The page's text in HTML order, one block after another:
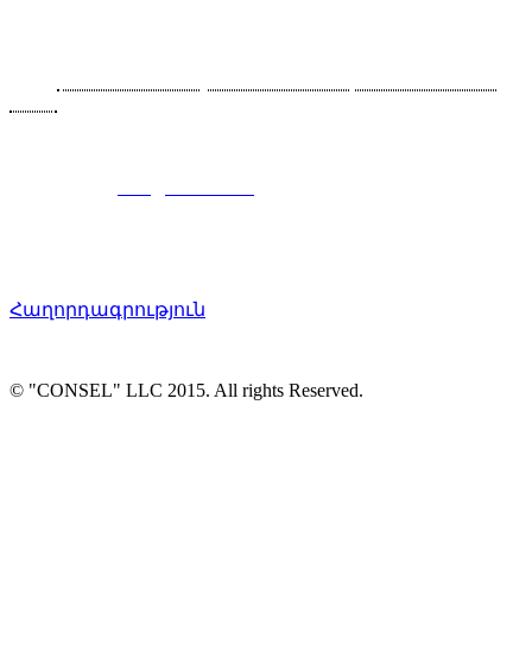
Հաղորդագրություն
© "CONSEL" LLC 2015. All rights Reserved.